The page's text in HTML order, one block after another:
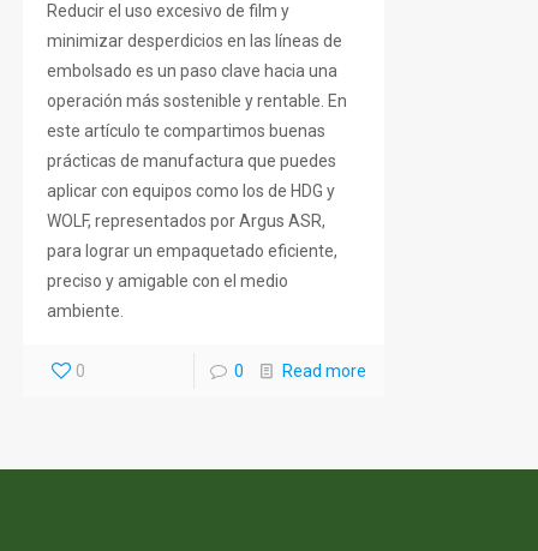
Reducir el uso excesivo de film y
minimizar desperdicios en las líneas de
embolsado es un paso clave hacia una
operación más sostenible y rentable. En
este artículo te compartimos buenas
prácticas de manufactura que puedes
aplicar con equipos como los de HDG y
WOLF, representados por Argus ASR,
para lograr un empaquetado eficiente,
preciso y amigable con el medio
ambiente.
0 0 Read more